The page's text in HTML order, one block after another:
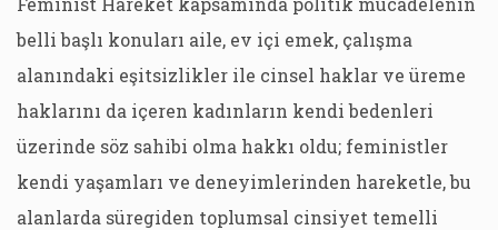
belli başlı konuları aile, ev içi emek, çalışma
alanındaki eşitsizlikler ile cinsel haklar ve üreme
haklarını da içeren kadınların kendi bedenleri
üzerinde söz sahibi olma hakkı oldu; feministler
kendi yaşamları ve deneyimlerinden hareketle, bu
alanlarda süregiden toplumsal cinsiyet temelli